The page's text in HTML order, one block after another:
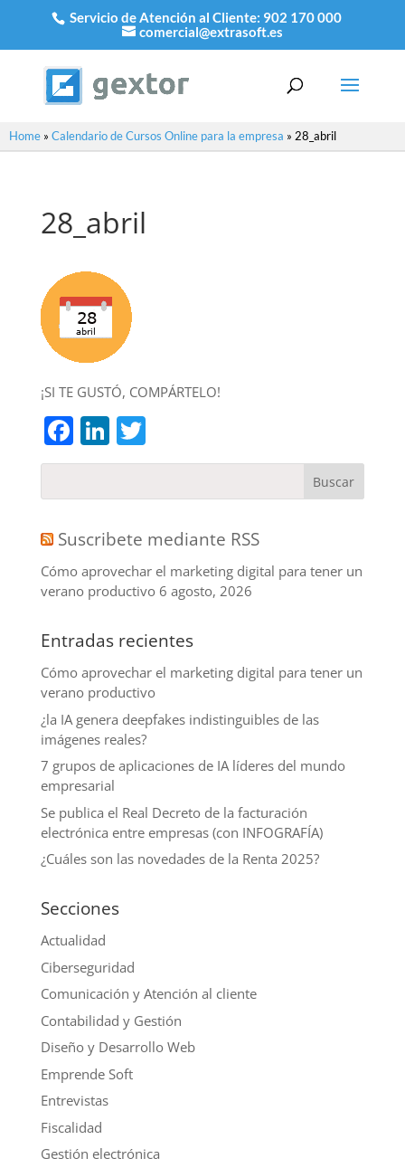
Servicio de Atención al Cliente: 902 170 000
comercial@extrasoft.es
Home » Calendario de Cursos Online para la empresa » 28_abril
28_abril
¡SI TE GUSTÓ, COMPÁRTELO!
Facebook
LinkedIn
Twitter
Suscribete mediante RSS
Cómo aprovechar el marketing digital para tener un
verano productivo 6 agosto, 2026
Entradas recientes
Cómo aprovechar el marketing digital para tener un
verano productivo
¿la IA genera deepfakes indistinguibles de las
imágenes reales?
7 grupos de aplicaciones de IA líderes del mundo
empresarial
Se publica el Real Decreto de la facturación
electrónica entre empresas (con INFOGRAFÍA)
¿Cuáles son las novedades de la Renta 2025?
Secciones
Actualidad
Ciberseguridad
Comunicación y Atención al cliente
Contabilidad y Gestión
Diseño y Desarrollo Web
Emprende Soft
Entrevistas
Fiscalidad
Gestión electrónica